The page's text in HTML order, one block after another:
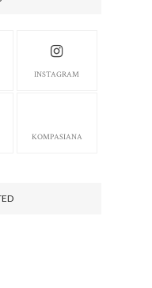
INSTAGRAM
KOMPASIANA